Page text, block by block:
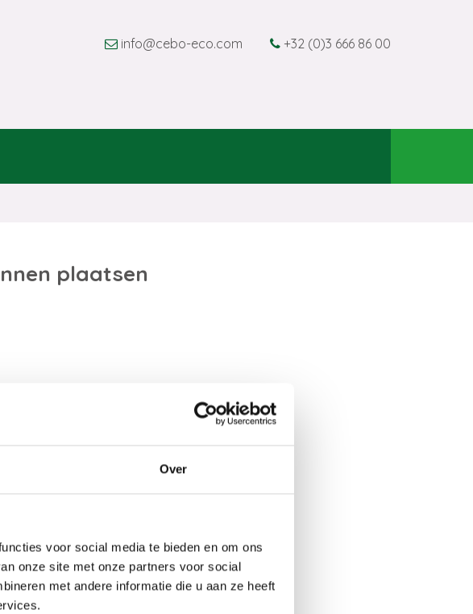
Over
voor social media te bieden en om ons
onze site met onze partners voor social
met andere informatie die u aan ze heeft
info@cebo-eco.com +32 (0)3 666 86 00
plaatsen